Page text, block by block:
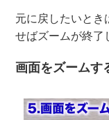
元に戻したいとき
せばズームが終了
画面をズームす